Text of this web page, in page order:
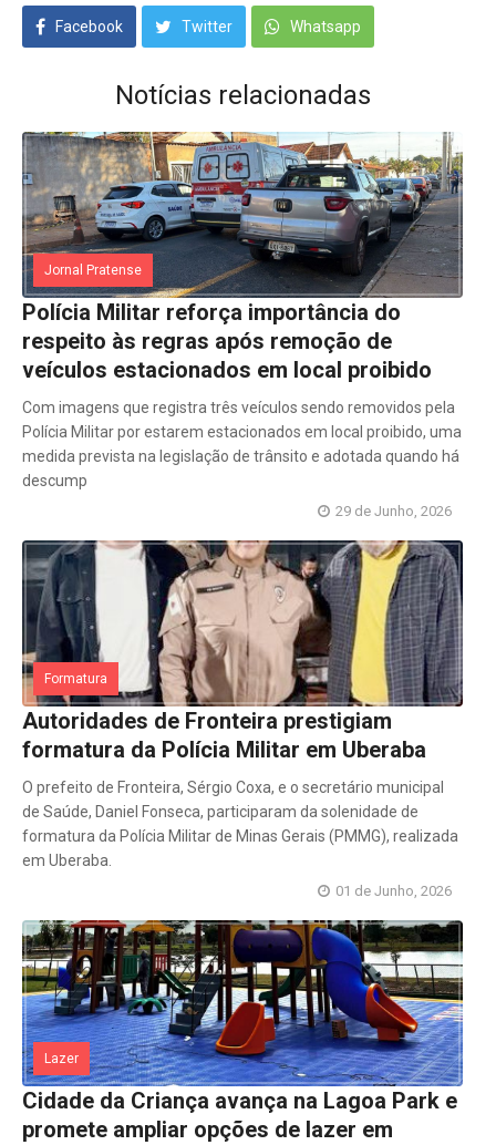
Facebook Twitter Whatsapp
Notícias relacionadas
Jornal Pratense
Polícia Militar reforça importância do
respeito às regras após remoção de
veículos estacionados em local proibido
Com imagens que registra três veículos sendo removidos pela
Polícia Militar por estarem estacionados em local proibido, uma
medida prevista na legislação de trânsito e adotada quando há
descump
29 de Junho, 2026
Formatura
Autoridades de Fronteira prestigiam
formatura da Polícia Militar em Uberaba
O prefeito de Fronteira, Sérgio Coxa, e o secretário municipal
de Saúde, Daniel Fonseca, participaram da solenidade de
formatura da Polícia Militar de Minas Gerais (PMMG), realizada
em Uberaba.
01 de Junho, 2026
Lazer
Cidade da Criança avança na Lagoa Park e
promete ampliar opções de lazer em